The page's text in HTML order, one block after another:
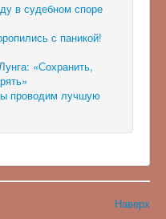
в судебном споре
с паникой!
«Сохранить,
проводим лучшую
Наверх